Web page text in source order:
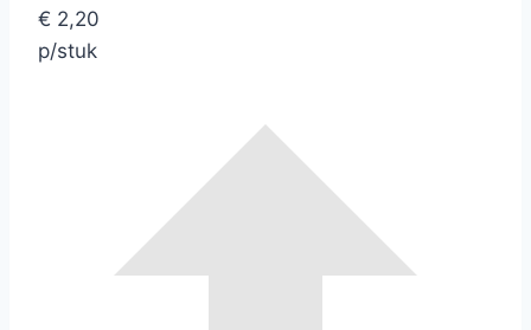
€ 2,20
p/stuk